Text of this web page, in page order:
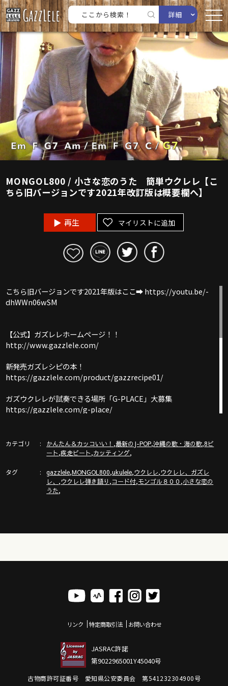
詳細
MONGOL800 / 小さな恋のうた 簡単ウクレレ【こ
ちら旧バージョンです2021年改訂版は概要欄へ】
再生 マイリストに追加
こちら旧バージョンです2021年版はここ➡︎ https://youtu.be/-
dhWWn06wSM
【公式】ガズレレホームページ！！
http://www.gazzlele.com/
新発売ガズレシピの本！
https://gazzlele.com/product/gazzrecipe01/
ガズウクレレが試奏できる場所「G-PLACE」大募集
https://gazzlele.com/g-place/
ラブ」の詳細はこちら
https://gazzlele.com/gazzclub/
ウクレレ技術が楽しく向上！気持ちいいお勉強キャンパス「ガ
ズレレ大学」の詳細はこちら
https://www.youtube.com/channel/
https://gazzlele.com/beginner/
https://gazzlele.com/gazzrecipe/
カテゴリ かんたん＆カッコいい！ ,最新のJ-POP,沖縄の歌・海の歌,8ビ
ート,疾走ビート,カッティング,
タグ gazzlele,MONGOL800,ukulele,ウクレレ,ウクレレ、ガズレ
レ、 ,ウクレレ弾き語り ,コード付,モンゴル８００ ,小さな恋の
うた,
リンク 特定商取引法 お問い合わせ
JASRAC許諾
第9022965001Y45040号
古物商許可証番号 愛知県公安委員会 第541232304900号